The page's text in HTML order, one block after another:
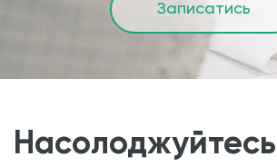
Записатись
Насолоджуйтесь